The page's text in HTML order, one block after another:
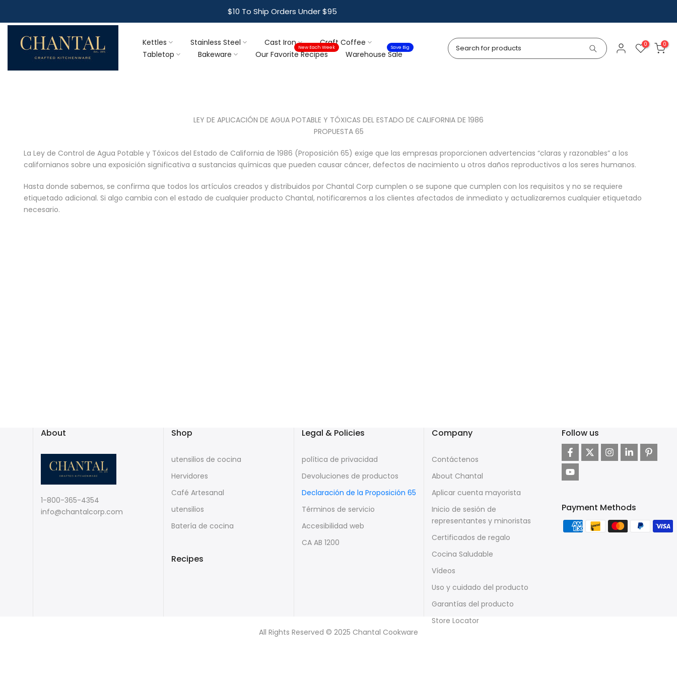
to
content
$10 To Ship Orders Under $95
Kettles Stainless Steel Cast Iron
Craft Coffee
Tabletop
Bakeware Our Favorite Recipes
New Each Week
Warehouse Sale
Save Big 0 0
LEY DE APLICACIÓN DE AGUA POTABLE Y TÓXICAS DEL ESTADO DE CALIFORNIA DE 1986
PROPUESTA 65
La Ley de Control de Agua Potable y Tóxicos del Estado de California de 1986 (Proposición 65) exige que las empresas proporcionen advertencias “claras y razonables” a los
californianos sobre una exposición significativa a sustancias químicas que pueden causar cáncer, defectos de nacimiento u otros daños reproductivos a los seres humanos.
Hasta donde sabemos, se confirma que todos los artículos creados y distribuidos por Chantal Corp cumplen o se supone que cumplen con los requisitos y no se requiere
etiquetado adicional. Si algo cambia con el estado de cualquier producto Chantal, notificaremos a los clientes afectados de inmediato y actualizaremos cualquier etiquetado
necesario.
About
1-800-365-4354
info@chantalcorp.com
Shop
utensilios de cocina
Hervidores
Café Artesanal
utensilios
Batería de cocina
Recipes
Legal & Policies
política de privacidad
Devoluciones de productos
Declaración de la Proposición 65
Términos de servicio
Accesibilidad web
CA AB 1200
Company
Contáctenos
About Chantal
Aplicar cuenta mayorista
Inicio de sesión de
representantes y minoristas
Certificados de regalo
Cocina Saludable
Vídeos
Uso y cuidado del producto
Garantías del producto
Store Locator
Follow us
Payment Methods
All Rights Reserved © 2025 Chantal Cookware